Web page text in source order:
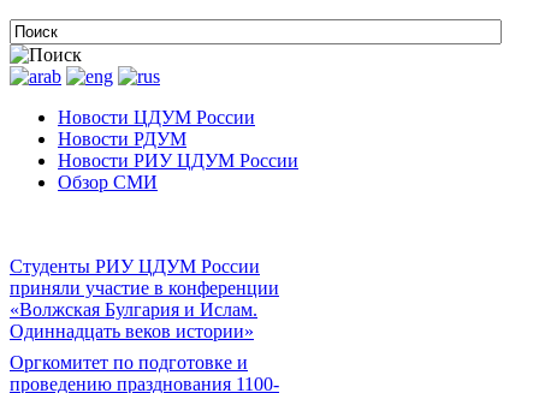
Новости ЦДУМ России
Новости РДУМ
Новости РИУ ЦДУМ России
Обзор СМИ
Студенты РИУ ЦДУМ России
приняли участие в конференции
«Волжская Булгария и Ислам.
Одиннадцать веков истории»
Оргкомитет по подготовке и
проведению празднования 1100-